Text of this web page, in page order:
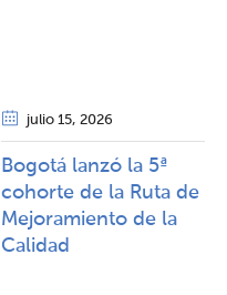
julio 15, 2026
Bogotá lanzó la 5ª
cohorte de la Ruta de
Mejoramiento de la
Calidad​​